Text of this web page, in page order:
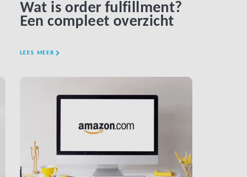
Wat is order fulfillment?
Een compleet overzicht
LEES MEER